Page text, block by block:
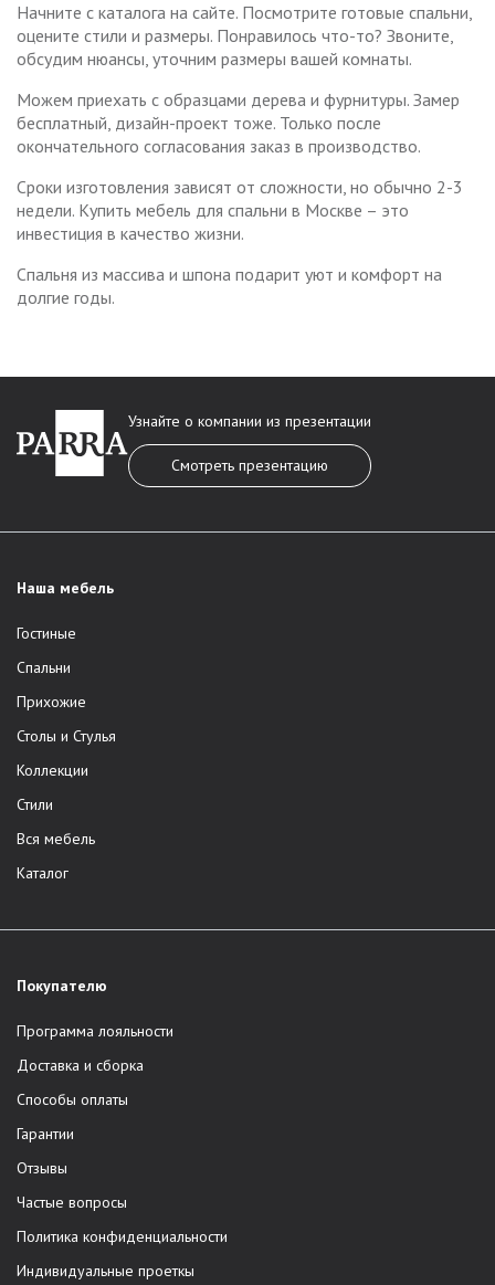
Начните с каталога на сайте. Посмотрите готовые спальни,
оцените стили и размеры. Понравилось что-то? Звоните,
обсудим нюансы, уточним размеры вашей комнаты.
Можем приехать с образцами дерева и фурнитуры. Замер
бесплатный, дизайн-проект тоже. Только после
окончательного согласования заказ в производство.
Сроки изготовления зависят от сложности, но обычно 2-3
недели. Купить мебель для спальни в Москве – это
инвестиция в качество жизни.
Спальня из массива и шпона подарит уют и комфорт на
долгие годы.
Наша мебель
Гостиные
Спальни
Прихожие
Столы и Стулья
Коллекции
Стили
Вся мебель
Каталог
Покупателю
Программа лояльности
Доставка и сборка
Способы оплаты
Гарантии
Отзывы
Частые вопросы
Политика конфиденциальности
Индивидуальные проеткы
Узнайте о компании из презентации
Смотреть презентацию